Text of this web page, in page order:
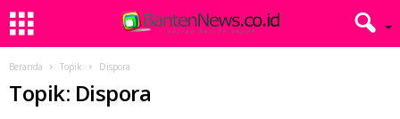
Beranda Topik Dispora
Topik: Dispora